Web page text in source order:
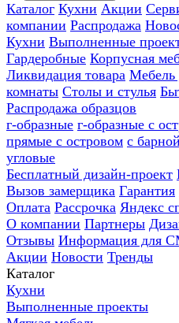
Каталог Кухни Акции
компании Распродажа
Кухни Выполненные
Гардеробные Корпусная
Ликвидация товара Мебель
комнаты Столы и стулья
Распродажа образцов
г-образные г-образные с
прямые с островом с
угловые
Бесплатный дизайн-проект
Вызов замерщика Гарантия
Оплата Рассрочка Яндекс
О компании Партнеры
Отзывы Информация для
Акции Новости Тренды
Каталог
Кухни
Выполненные проекты